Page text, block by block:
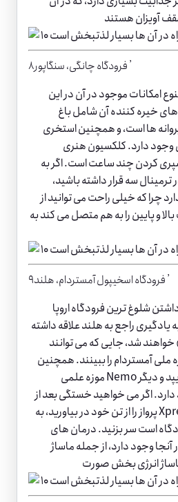
۸٫ فرودگاه چانگی، سنگاپور
امکانات موجود در آن در این
خیره کننده آن شامل باغ
ها است، و همچنین استخری
وجود دارد. کلکسیون هنری
کردن چند ساعت است. اگر به
ترمینال سه قرار داشته باشید،
چرا که خیلی راحت می توانید از
و پایین را به هم متصل می کند به
۹٫ فرودگاه اسخیپول آمستردام، هلند
شلوغ ترین فرودگاه اروپا
یادگیری راجع به هلند علاقه داشته
شد، جایی که می توانند
ملی آمستردام را ببینند. همچنین
موزه علمی Nemo و کتابخانه ای پر از کتاب، آیپد و دیگر
اگر می خواهید خستگی بعد از
پرواز را از تن خود در بیاورید، به XpresSpa که یکی از بزرگترین
است سر بزنید. درمان های
وجود دارد، از جمله ماساژ